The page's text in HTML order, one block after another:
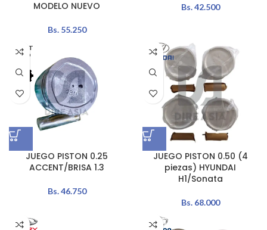
MODELO NUEVO
Bs.55.250
Bs.42.500
AGOT
ADO
JUEGO PISTON 0.25
ACCENT/BRISA 1.3
Bs.46.750
JUEGO PISTON 0.50 (4
piezas) HYUNDAI
H1/Sonata
Bs.68.000